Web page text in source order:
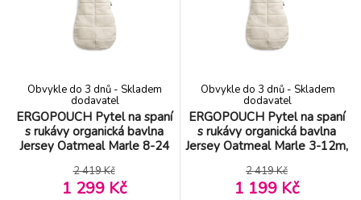
snadno používat a aby se z ní
těžko unikalo. Tato
zavinovačka se zipem
zipů změní ze spacího pytle
na vak s nohama (overal). Vně
ERGOPOUCH Pytel na spaní
s rukávy organická bavlna
Jersey Oatmeal Marle 8-24
Obvykle do 3 dnů - Skladem
dodavatel
2 419 Kč
1 299 Kč
ERGOPOUCH Pytel na spaní
s rukávy organická bavlna
Jersey Oatmeal Marle 3-12m,
Obvykle do 3 dnů - Skladem
dodavatel
2 419 Kč
1 199 Kč